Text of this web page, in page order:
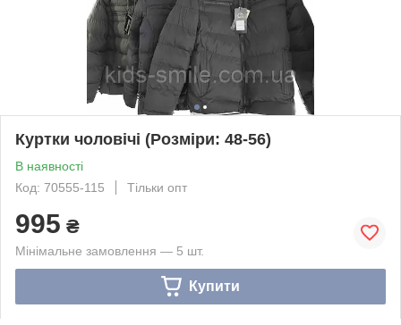
Куртки чоловічі (Розміри: 48-56)
В наявності
Код: 70555-115
Тільки опт
995 ₴
Мінімальне замовлення — 5 шт.
Купити